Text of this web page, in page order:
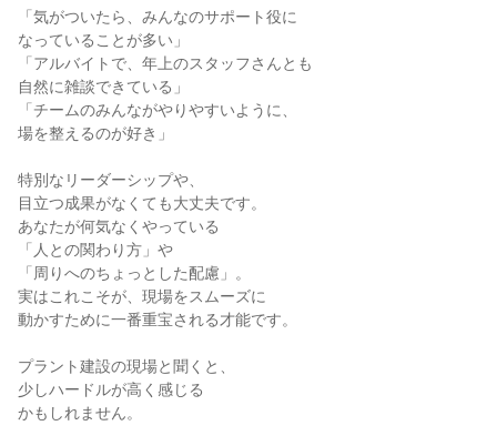
「気がついたら、みんなのサポート役に
なっていることが多い」
「アルバイトで、年上のスタッフさんとも
自然に雑談できている」
「チームのみんながやりやすいように、
場を整えるのが好き」
特別なリーダーシップや、
目立つ成果がなくても大丈夫です。
あなたが何気なくやっている
「人との関わり方」や
「周りへのちょっとした配慮」。
実はこれこそが、現場をスムーズに
動かすために一番重宝される才能です。
プラント建設の現場と聞くと、
少しハードルが高く感じる
かもしれません。